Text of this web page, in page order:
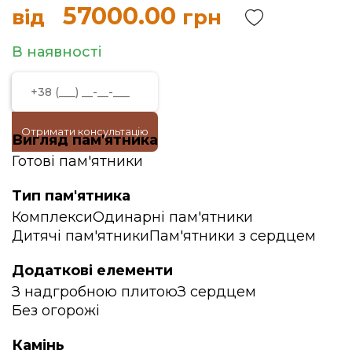
від 57000.00 грн
В наявності
Отримати консультацію
Вигляд пам'ятника
Готові пам'ятники
Тип пам'ятника
КомплексиОдинарні пам'ятники
Дитячі пам'ятникиПам'ятники з сердцем
Додаткові елементи
З надгробною плитоюЗ сердцем
Без огорожі
Камінь